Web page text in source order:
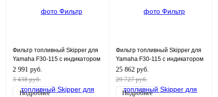
Фильтр топливный Skipper для
Yamaha F30-115 с индикатором
2 991 руб.
3 438 руб.
Подробнее
Фильтр топливный Skipper для
Yamaha F30-115 с индикатором
25 862 руб.
29 727 руб.
Подробнее